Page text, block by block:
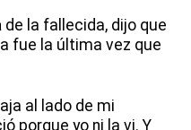
de la fallecida, dijo que
fue la última vez que
al lado de mi
porque yo ni la vi. Y